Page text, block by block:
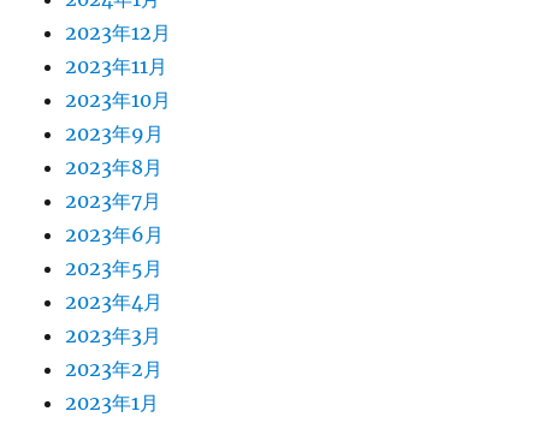
2023年12月
2023年11月
2023年10月
2023年9月
2023年8月
2023年7月
2023年6月
2023年5月
2023年4月
2023年3月
2023年2月
2023年1月